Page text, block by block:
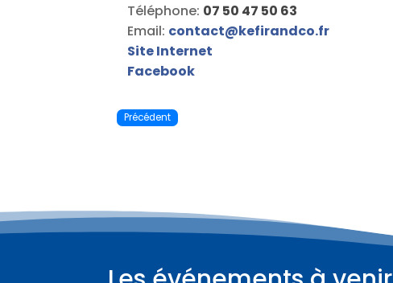
Téléphone: 07 50 47 50 63
Email: contact@kefirandco.fr
Site Internet
Facebook
Précédent